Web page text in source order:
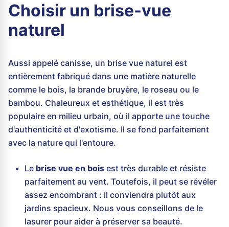
Choisir un brise-vue
naturel
Aussi appelé canisse, un brise vue naturel est
entièrement fabriqué dans une matière naturelle
comme le bois, la brande bruyère, le roseau ou le
bambou. Chaleureux et esthétique, il est très
populaire en milieu urbain, où il apporte une touche
d'authenticité et d'exotisme. Il se fond parfaitement
avec la nature qui l'entoure.
Le brise vue en bois est très durable et résiste
parfaitement au vent. Toutefois, il peut se révéler
assez encombrant : il conviendra plutôt aux
jardins spacieux. Nous vous conseillons de le
lasurer pour aider à préserver sa beauté.